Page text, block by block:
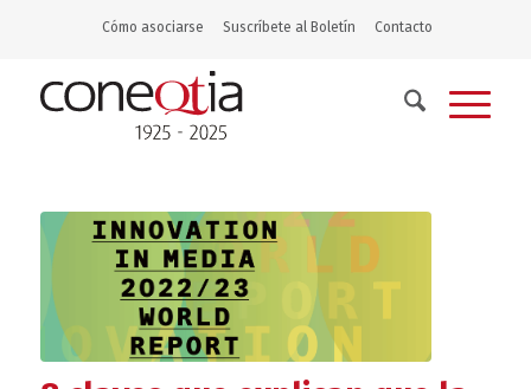
Cómo asociarse Suscríbete al Boletín Contacto